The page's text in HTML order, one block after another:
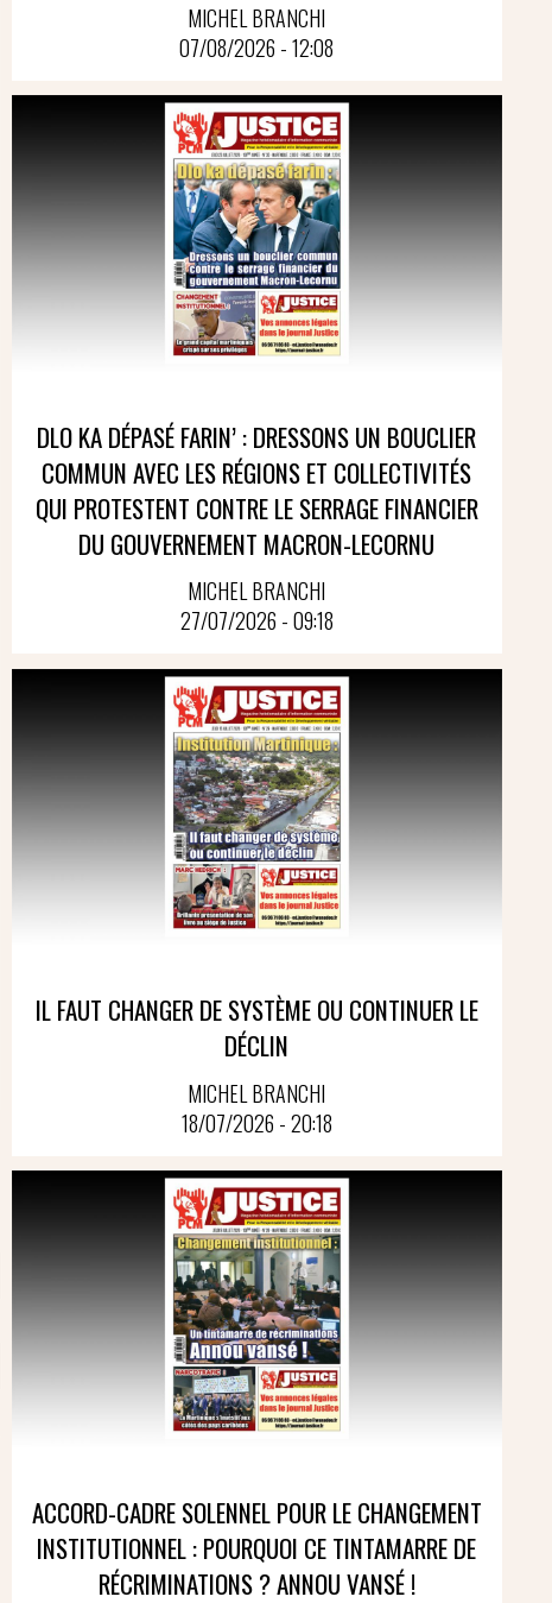
MICHEL BRANCHI
07/08/2026 - 12:08
DLO KA DÉPASÉ FARIN’ : DRESSONS UN BOUCLIER
COMMUN AVEC LES RÉGIONS ET COLLECTIVITÉS
QUI PROTESTENT CONTRE LE SERRAGE FINANCIER
DU GOUVERNEMENT MACRON-LECORNU
MICHEL BRANCHI
27/07/2026 - 09:18
IL FAUT CHANGER DE SYSTÈME OU CONTINUER LE
DÉCLIN
MICHEL BRANCHI
18/07/2026 - 20:18
ACCORD-CADRE SOLENNEL POUR LE CHANGEMENT
INSTITUTIONNEL : POURQUOI CE TINTAMARRE DE
RÉCRIMINATIONS ? ANNOU VANSÉ !